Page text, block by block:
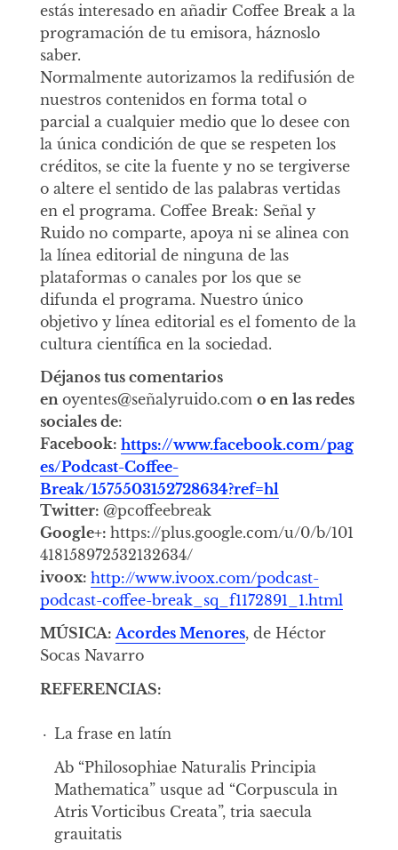
estás interesado en añadir Coffee Break a la
programación de tu emisora, háznoslo
saber.
Normalmente autorizamos la redifusión de
nuestros contenidos en forma total o
parcial a cualquier medio que lo desee con
la única condición de que se respeten los
créditos, se cite la fuente y no se tergiverse
o altere el sentido de las palabras vertidas
en el programa. Coffee Break: Señal y
Ruido no comparte, apoya ni se alinea con
la línea editorial de ninguna de las
plataformas o canales por los que se
difunda el programa. Nuestro único
objetivo y línea editorial es el fomento de la
cultura científica en la sociedad.
Déjanos tus comentarios
en oyentes@señalyruido.com o en las redes
sociales de:
Facebook: https://www.facebook.com/pag
es/Podcast-Coffee-
Break/1575503152728634?ref=hl
Twitter: @pcoffeebreak
Google+: https://plus.google.com/u/0/b/101
418158972532132634/
ivoox: http://www.ivoox.com/podcast-
podcast-coffee-break_sq_f1172891_1.html
MÚSICA:Acordes Menores, de Héctor
Socas Navarro
REFERENCIAS:
La frase en latín
Ab “Philosophiae Naturalis Principia
Mathematica” usque ad “Corpuscula in
Atris Vorticibus Creata”, tria saecula
grauitatis